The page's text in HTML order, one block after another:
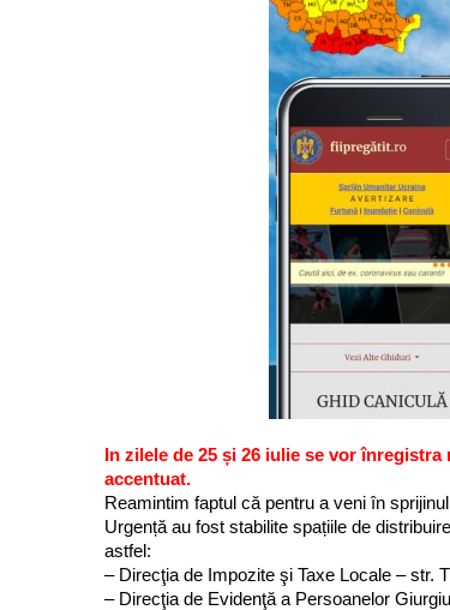
In zilele de 25 și 26 iulie se vor
accentuat.
Reamintim faptul că pentru a veni în
Urgență au fost stabilite spațiile de
astfel:
– Direcţia de Impozite şi Taxe Locale – str.
– Direcţia de Evidenţă a Persoanelor